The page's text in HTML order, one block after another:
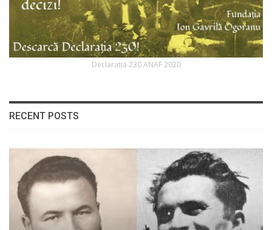
Declaratia 230 ANAF 2020
RECENT POSTS